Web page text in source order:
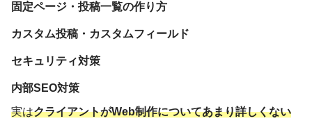
固定ページ・投稿一覧の作り方
カスタム投稿・カスタムフィールド
セキュリティ対策
内部SEO対策
実はクライアントがWeb制作についてあまり詳しくない